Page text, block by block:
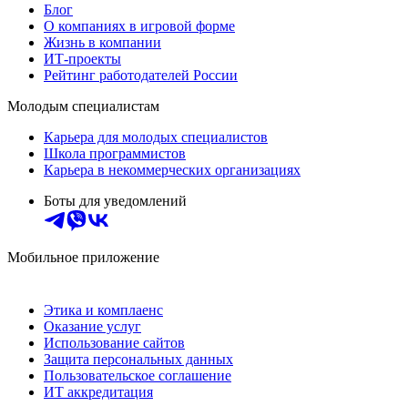
Блог
О компаниях в игровой форме
Жизнь в компании
ИТ-проекты
Рейтинг работодателей России
Молодым специалистам
Карьера для молодых специалистов
Школа программистов
Карьера в некоммерческих организациях
Боты для уведомлений
Мобильное приложение
Этика и комплаенс
Оказание услуг
Использование сайтов
Защита персональных данных
Пользовательское соглашение
ИТ аккредитация